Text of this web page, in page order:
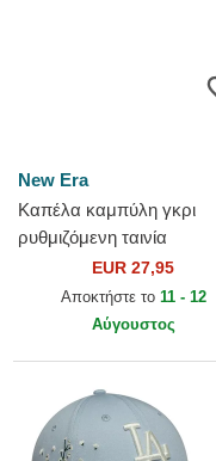
New Era
Καπέλα καμπύλη γκρι
ρυθμιζόμενη ταινία
9TWENTY Core Classic
Los Angeles Dodgers MLB
από New Era
EUR 27,95
Αποκτήστε το 11 - 12
Αύγουστος